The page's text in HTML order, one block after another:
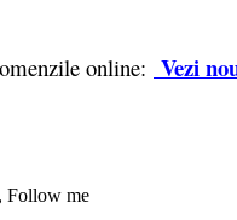
online: Vezi